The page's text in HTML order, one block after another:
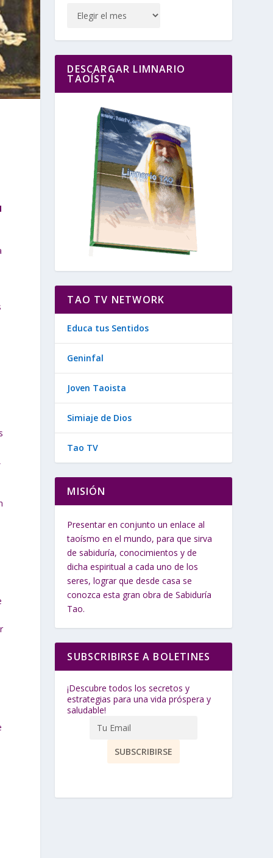
DESCARGAR LIMNARIO
TAOÍSTA
TAO TV NETWORK
Educa tus Sentidos
Geninfal
Joven Taoista
Simiaje de Dios
Tao TV
MISIÓN
Presentar en conjunto un enlace al
taoísmo en el mundo, para que sirva
de sabiduría, conocimientos y de
dicha espiritual a cada uno de los
seres, lograr que desde casa se
conozca esta gran obra de Sabiduría
Tao.
SUBSCRIBIRSE A BOLETINES
¡Descubre todos los secretos y
estrategias para una vida próspera y
saludable!